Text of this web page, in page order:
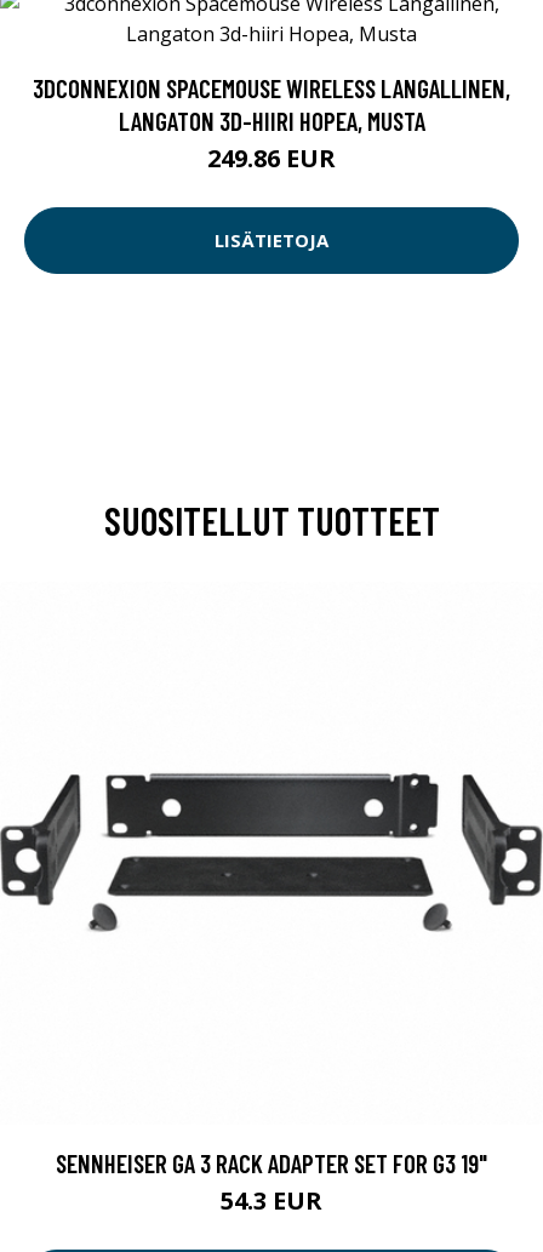
3DCONNEXION SPACEMOUSE WIRELESS LANGALLINEN,
LANGATON 3D-HIIRI HOPEA, MUSTA
249.86 EUR
LISÄTIETOJA
SUOSITELLUT TUOTTEET
SENNHEISER GA 3 RACK ADAPTER SET FOR G3 19"
54.3 EUR